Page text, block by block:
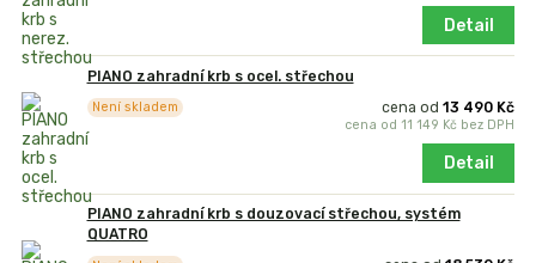
Detail
PIANO zahradní krb s ocel. střechou
cena od13 490 Kč
cena od11 149 Kč bez DPH
Není skladem
Detail
PIANO zahradní krb s douzovací střechou, systém
QUATRO